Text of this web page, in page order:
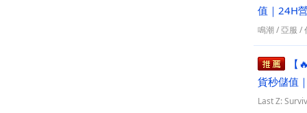
值｜24H
鳴潮/亞服 /
【
貨秒儲值
Last Z: